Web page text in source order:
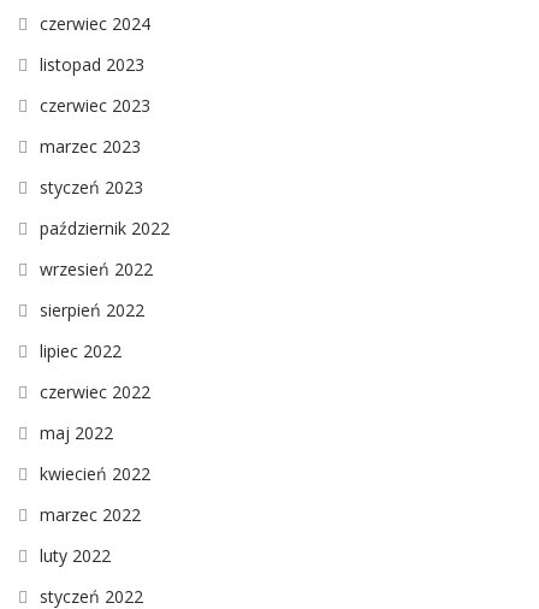
czerwiec 2024
listopad 2023
czerwiec 2023
marzec 2023
styczeń 2023
październik 2022
wrzesień 2022
sierpień 2022
lipiec 2022
czerwiec 2022
maj 2022
kwiecień 2022
marzec 2022
luty 2022
styczeń 2022